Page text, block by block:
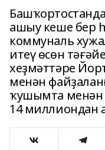
ашыу кеше бер
коммуналь
итеү өсөн
хеҙмәттәре
менән
ҡушымта менән
14 миллиондан